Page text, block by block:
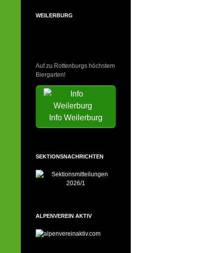
WEILERBURG
Auf zu Rottenburgs höchstem
Biergarten!
Info Weilerburg
SEKTIONSNACHRICHTEN
ALPENVEREIN AKTIV